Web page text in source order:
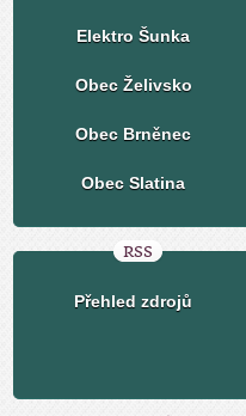
Elektro Šunka
Obec Želivsko
Obec Brněnec
Obec Slatina
RSS
Přehled zdrojů